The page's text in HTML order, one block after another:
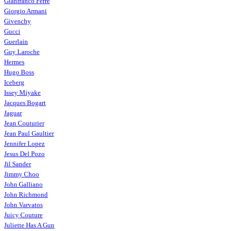
Giorgio Armani
Givenchy
Gucci
Guerlain
Guy Laroche
Hermes
Hugo Boss
Iceberg
Issey Miyake
Jacques Bogart
Jaguar
Jean Couturier
Jean Paul Gaultier
Jennifer Lopez
Jesus Del Pozo
Jil Sander
Jimmy Choo
John Galliano
John Richmond
John Varvatos
Juicy Couture
Juliette Has A Gun